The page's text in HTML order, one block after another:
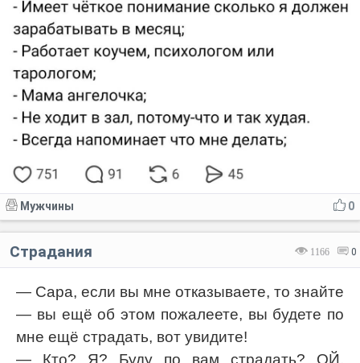
0
Мужчины
1166 0
Страдания
— Сара, если вы мне отказываете, то знайте
— вы ещё об этом пожалеете, вы будете по
мне ещё страдать, вот увидите!